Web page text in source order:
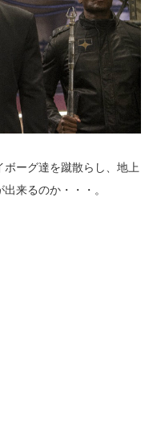
ーグ達を蹴散らし、地上
来るのか・・・。